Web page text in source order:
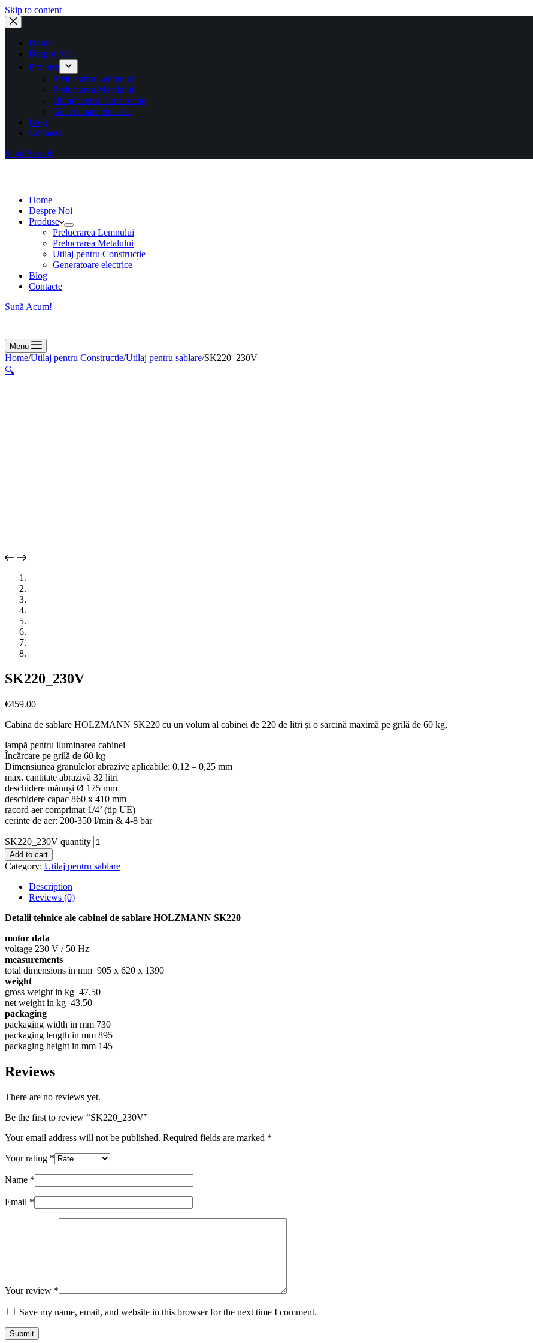
Skip to content
Home
Despre Noi
Produse
Prelucrarea Lemnului
Prelucrarea Metalului
Utilaj pentru Construcție
Generatoare electrice
Blog
Contacte
Sună Acum!
Home
Despre Noi
Produse
Prelucrarea Lemnului
Prelucrarea Metalului
Utilaj pentru Construcție
Generatoare electrice
Blog
Contacte
Sună Acum!
Menu
Home/Utilaj pentru Construcție/Utilaj pentru sablare/SK220_230V
🔍
SK220_230V
€459.00
Cabina de sablare HOLZMANN SK220 cu un volum al cabinei de 220 de litri și o sarcină maximă pe grilă de 60 kg,
lampă pentru iluminarea cabinei
Încărcare pe grilă de 60 kg
Dimensiunea granulelor abrazive aplicabile: 0,12 – 0,25 mm
max. cantitate abrazivă 32 litri
deschidere mănuși Ø 175 mm
deschidere capac 860 x 410 mm
racord aer comprimat 1/4’ (tip UE)
cerinte de aer: 200-350 l/min & 4-8 bar
SK220_230V quantity
Add to cart
Category: Utilaj pentru sablare
Description
Reviews (0)
Detalii tehnice ale cabinei de sablare HOLZMANN SK220
motor data
voltage 230 V / 50 Hz
measurements
total dimensions in mm 905 x 620 x 1390
weight
gross weight in kg 47.50
net weight in kg 43.50
packaging
packaging width in mm 730
packaging length in mm 895
packaging height in mm 145
Reviews
There are no reviews yet.
Be the first to review “SK220_230V”
Your email address will not be published. Required fields are marked *
Your rating *
Name *
Email *
Your review *
Save my name, email, and website in this browser for the next time I comment.
Submit